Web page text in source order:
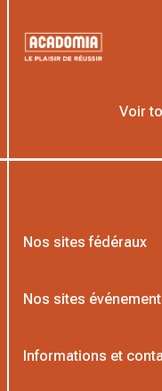
Voir
Nos sites fédéraux
Nos sites
Informations et